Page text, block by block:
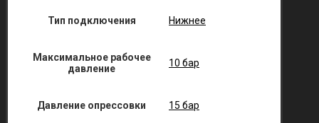
Тип подключения Нижнее
Максимальное рабочее
давление
10 бар
Давление опрессовки 15 бар